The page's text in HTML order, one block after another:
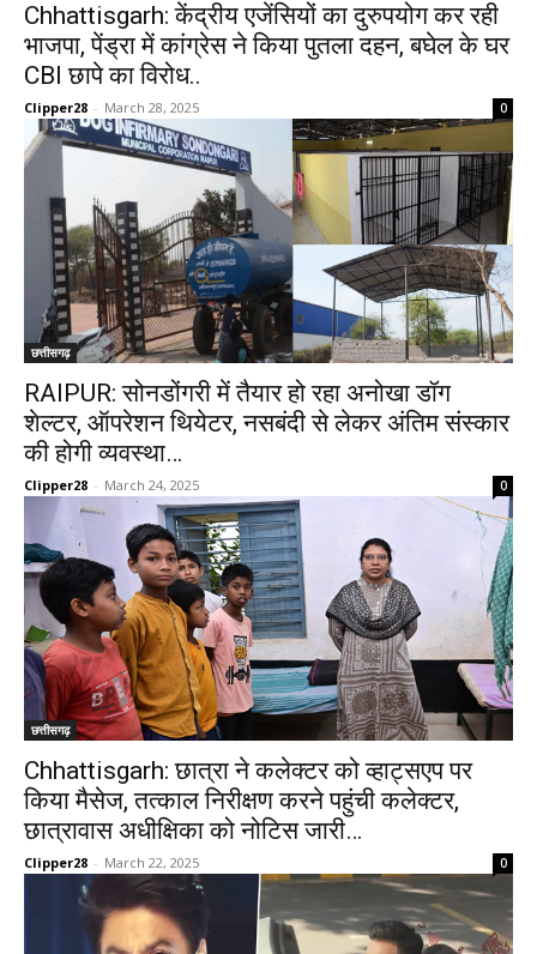
Chhattisgarh: केंद्रीय एजेंसियों का दुरुपयोग कर रही
भाजपा, पेंड्रा में कांग्रेस ने किया पुतला दहन, बघेल के घर
CBI छापे का विरोध..
Clipper28 - March 28, 2025 0
छत्तीसगढ़
RAIPUR: सोनडोंगरी में तैयार हो रहा अनोखा डॉग
शेल्टर, ऑपरेशन थियेटर, नसबंदी से लेकर अंतिम संस्कार
की होगी व्यवस्था…
Clipper28 - March 24, 2025 0
छत्तीसगढ़
Chhattisgarh: छात्रा ने कलेक्टर को व्हाट्सएप पर
किया मैसेज, तत्काल निरीक्षण करने पहुंची कलेक्टर,
छात्रावास अधीक्षिका को नोटिस जारी…
Clipper28 - March 22, 2025 0